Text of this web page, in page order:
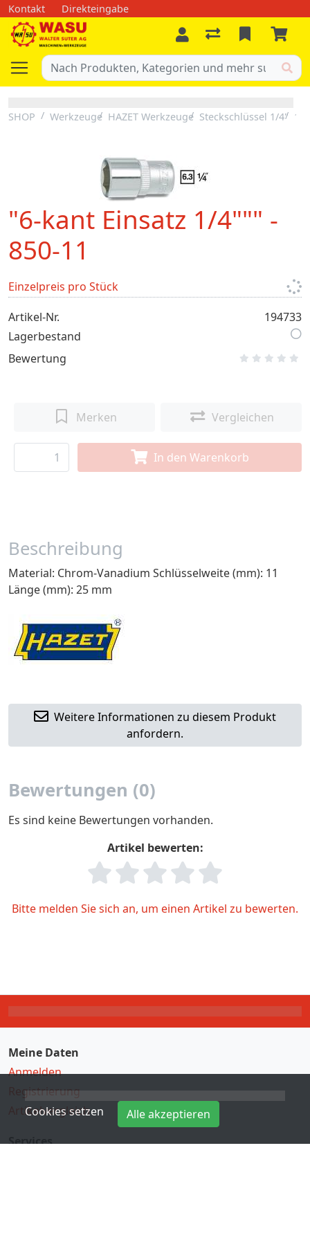
Kontakt Direkteingabe
SHOP Werkzeuge HAZET Werkzeuge Steckschlüssel 1/4" 1/
"6-kant Einsatz 1/4""" -
850-11
Einzelpreis pro Stück
Artikel-Nr.
194733
Lagerbestand
Bewertung
Merken Vergleichen
In den Warenkorb
Beschreibung
Material: Chrom-Vanadium Schlüsselweite (mm): 11
Länge (mm): 25 mm
Weitere Informationen zu diesem Produkt
anfordern.
Bewertungen (0)
Es sind keine Bewertungen vorhanden.
Artikel bewerten:
Bitte melden Sie sich an, um einen Artikel zu bewerten.
Meine Daten
Anmelden
Registrierung
Artikelvergleich
Services
Cookies setzen Alle akzeptieren